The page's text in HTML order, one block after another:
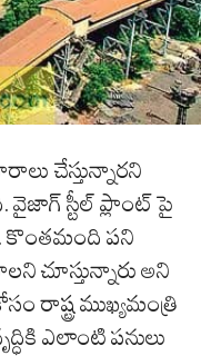
చేస్తున్నారని
స్టీల్ ప్లాంట్ పై
కొంతమంది పని
చూస్తున్నారు అని
రాష్ట్ర ముఖ్యమంత్రి
ఎలాంటి పనులు